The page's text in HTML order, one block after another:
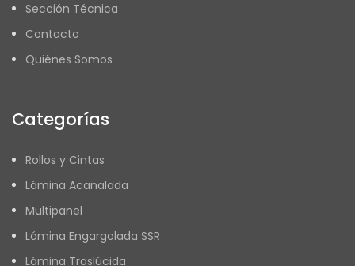
Sección Técnica
Contacto
Quiénes Somos
Categorías
Rollos y Cintas
Lámina Acanalada
Multipanel
Lámina Engargolada SSR
Lámina Traslúcida